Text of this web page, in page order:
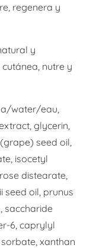
regenera y
y
nutre y
water/eau,
glycerin,
seed oil,
isocetyl
distearate,
seed oil, prunus
saccharide
6, caprylyl
xanthan